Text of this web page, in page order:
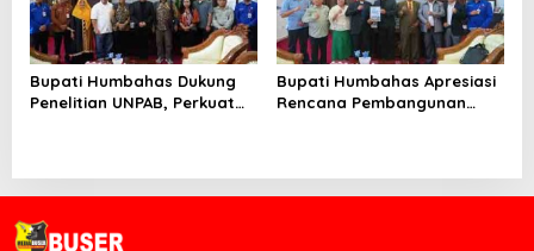
Bupati Humbahas Dukung
Penelitian UNPAB, Perkuat
Bupati Humbahas Apresiasi
Rencana Pembangunan